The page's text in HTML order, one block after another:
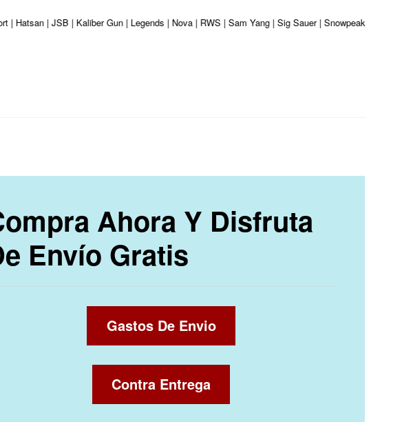
| JSB | Kaliber Gun | Legends | Nova | RWS | Sam Yang | Sig Sauer | Snowpeak | Umarex
Ahora Y Disfruta
Envío Gratis
Gastos De Envio
Contra Entrega